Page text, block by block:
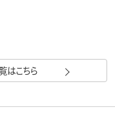
はこちら